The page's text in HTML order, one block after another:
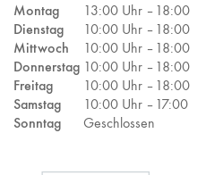
Montag
13:00 Uhr – 18:00
Dienstag
10:00 Uhr – 18:00
Mittwoch
10:00 Uhr – 18:00
Donnerstag 10:00 Uhr – 18:00
Freitag
10:00 Uhr – 18:00
Samstag
10:00 Uhr – 17:00
Sonntag
Geschlossen